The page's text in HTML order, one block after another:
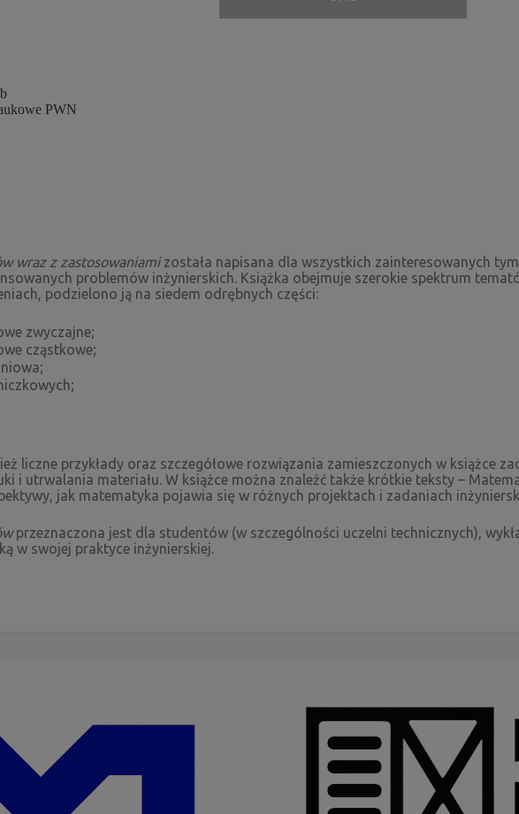
PWN
wraz z zastosowaniamizostała napisana dla wszystkich zainteresowanych
problemów inżynierskich. Książka obejmuje szerokie spektrum
podzielono ją na siedem odrębnych części:
zwyczajne;
cząstkowe;
liczne przykłady oraz szczegółowe rozwiązania zamieszczonych w książce
i utrwalania materiału. W książce można znaleźć także krótkie teksty –
jak matematyka pojawia się w różnych projektach i zadaniach
przeznaczona jest dla studentów (w szczególności uczelni technicznych),
w swojej praktyce inżynierskiej.